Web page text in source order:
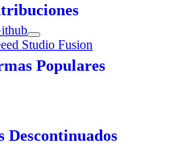
Studio Fusion
Populares
Descontinuados